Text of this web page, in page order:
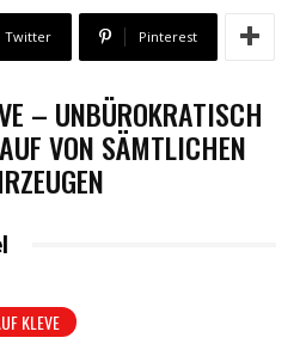
Twitter Pinterest
– UNBÜROKRATISCH
VON SÄMTLICHEN
KLEVE